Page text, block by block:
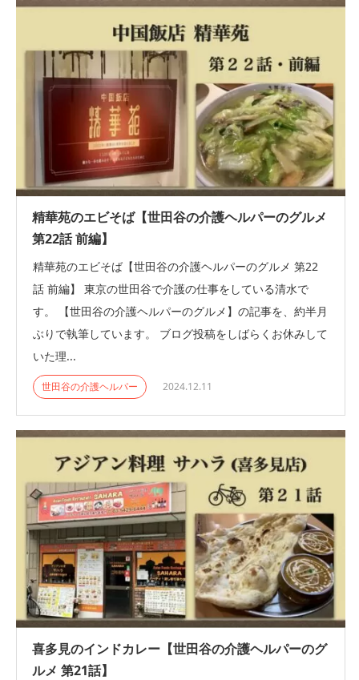
精華苑のエビそば【世田谷の介護ヘルパーのグルメ
第22話 前編】
精華苑のエビそば【世田谷の介護ヘルパーのグルメ 第22
話 前編】 東京の世田谷で介護の仕事をしている清水で
す。 【世田谷の介護ヘルパーのグルメ】の記事を、約半月
ぶりで執筆しています。 ブログ投稿をしばらくお休みして
いた理...
世田谷の介護ヘルパー 2024.12.11
喜多見のインドカレー【世田谷の介護ヘルパーのグ
ルメ 第21話】